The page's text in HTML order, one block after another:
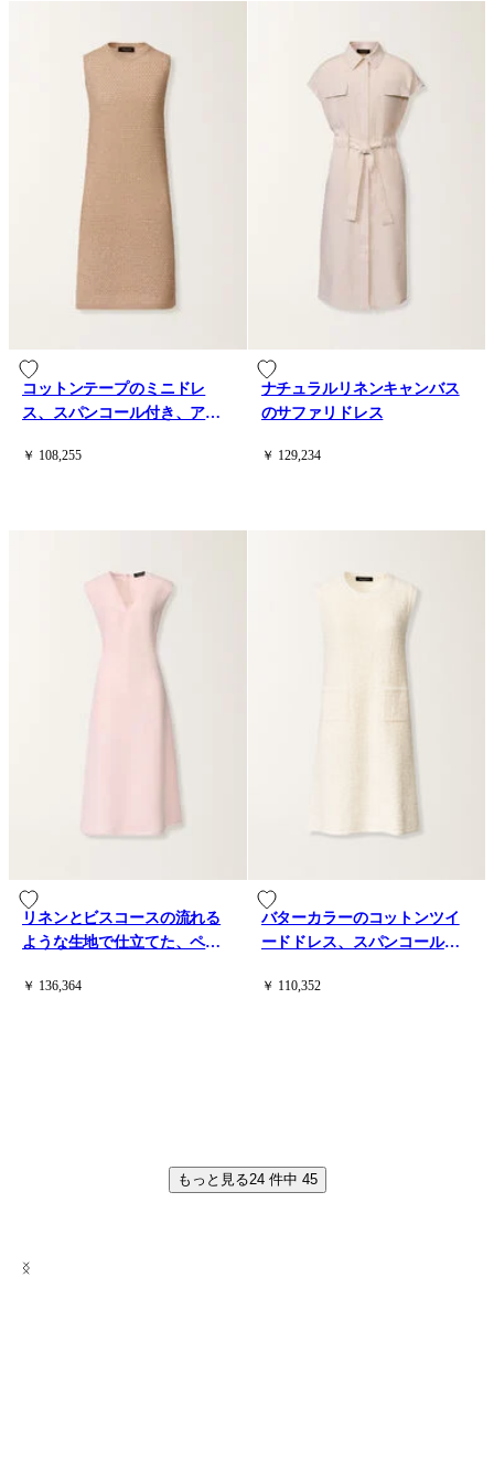
コットンテープのミニドレ
ス、スパンコール付き、アチ
￥ 108,255
ナチュラルリネンキャンバス
のサファリドレス
￥ 129,234
リネンとビスコースの流れる
ような生地で仕立てた、ペタ
￥ 136,364
バターカラーのコットンツイ
ードドレス、スパンコール付
￥ 110,352
もっと見る24件中 45